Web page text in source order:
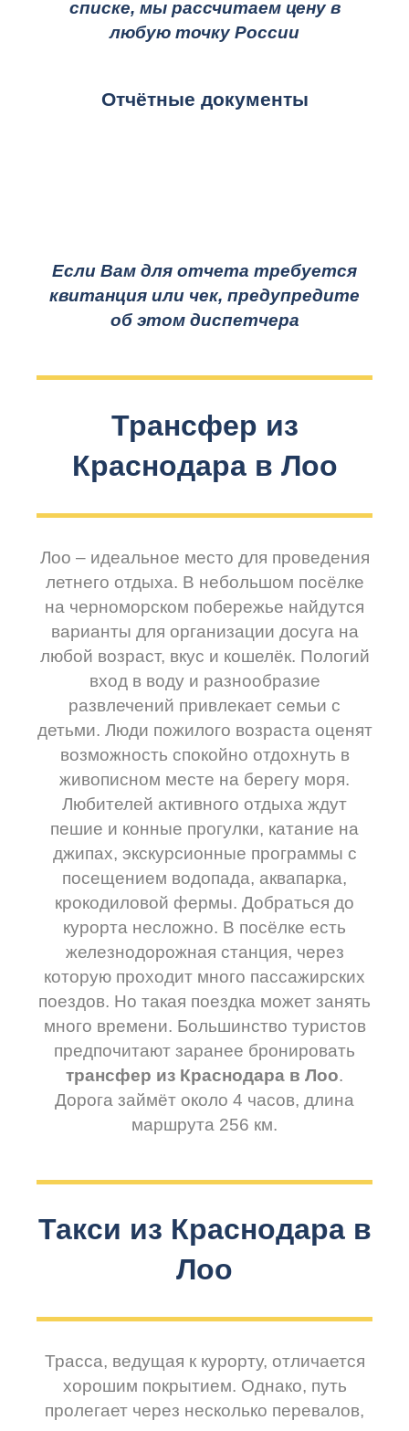
списке, мы рассчитаем цену в
любую точку России
Отчётные документы
Если Вам для отчета требуется
квитанция или чек, предупредите
об этом диспетчера
Трансфер из
Краснодара в Лоо
Лоо – идеальное место для проведения
летнего отдыха. В небольшом посёлке
на черноморском побережье найдутся
варианты для организации досуга на
любой возраст, вкус и кошелёк. Пологий
вход в воду и разнообразие
развлечений привлекает семьи с
детьми. Люди пожилого возраста оценят
возможность спокойно отдохнуть в
живописном месте на берегу моря.
Любителей активного отдыха ждут
пешие и конные прогулки, катание на
джипах, экскурсионные программы с
посещением водопада, аквапарка,
крокодиловой фермы. Добраться до
курорта несложно. В посёлке есть
железнодорожная станция, через
которую проходит много пассажирских
поездов. Но такая поездка может занять
много времени. Большинство туристов
предпочитают заранее бронировать
трансфер из Краснодара в Лоо.
Дорога займёт около 4 часов, длина
маршрута 256 км.
Такси из Краснодара в
Лоо
Трасса, ведущая к курорту, отличается
хорошим покрытием. Однако, путь
пролегает через несколько перевалов,